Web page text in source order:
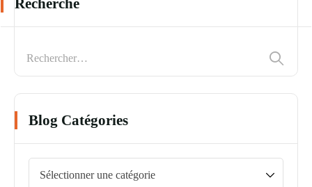
Recherche
Blog Catégories